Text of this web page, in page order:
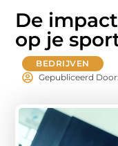
De
op je
BEDRIJVEN
Gepubliceerd